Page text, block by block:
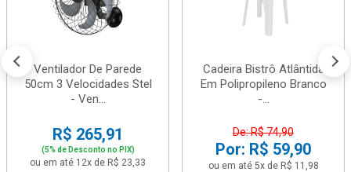
Ventilador De Parede
50cm 3 Velocidades Stel
- Ven...
R$ 265,91
(5% de Desconto no PIX)
ou em até 12x de R$ 23,33
Cadeira Bistrô Atlântida
Em Polipropileno Branco
-...
De: R$ 74,90
Por: R$ 59,90
ou em até 5x de R$ 11,98